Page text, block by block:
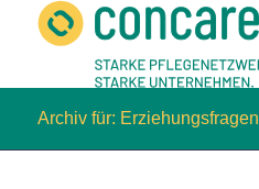
Archiv für: Erziehungsfragen